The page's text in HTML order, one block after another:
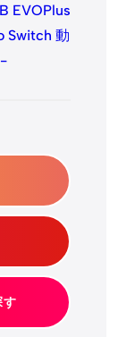
EVOPlus
Switch 動
す